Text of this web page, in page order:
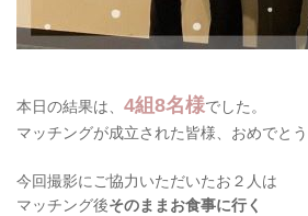
本日の結果は、 4組8名様でした。
マッチングが成立された皆様、おめでと
今回撮影にご協力いただいたお２人は
マッチング後そのままお食事に行く